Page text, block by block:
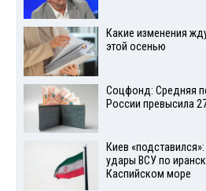
Какие изменения
этой осенью
Соцфонд: Средняя
России превысила
Киев
удары ВСУ по
Каспийском море